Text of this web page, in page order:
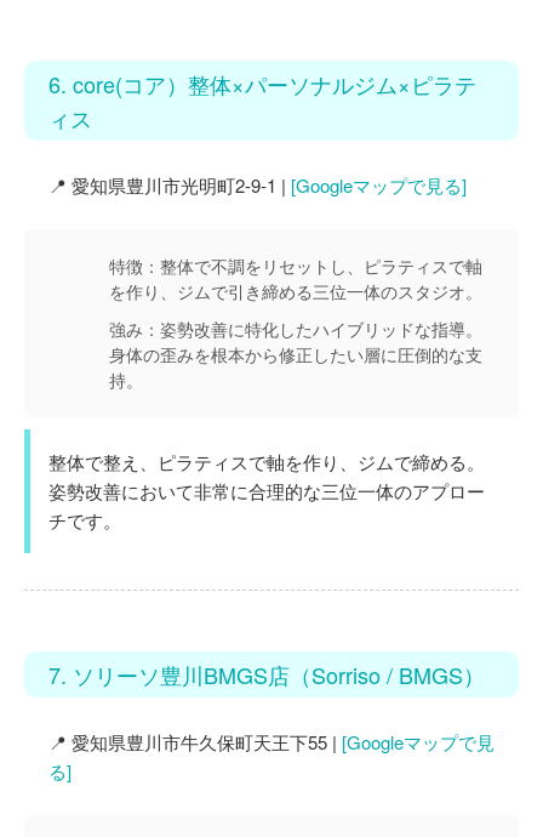
6. core(コア）整体×パーソナルジム×ピラテ
ィス
📍 愛知県豊川市光明町2-9-1 | [Googleマップで見る]
特徴： 整体で不調をリセットし、ピラティスで軸
を作り、ジムで引き締める三位一体のスタジオ。
強み： 姿勢改善に特化したハイブリッドな指導。
身体の歪みを根本から修正したい層に圧倒的な支
持。
整体で整え、ピラティスで軸を作り、ジムで締める。
姿勢改善において非常に合理的な三位一体のアプロー
チです。
7. ソリーソ豊川BMGS店（Sorriso / BMGS）
📍 愛知県豊川市牛久保町天王下55 | [Googleマップで見
る]